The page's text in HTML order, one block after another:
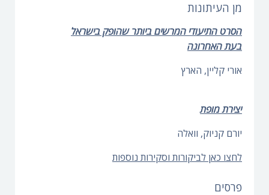
מן העיתונות
הסרט התיעודי המרשים ביותר שהופק בישראל
בעת האחרונה
אורי קליין, הארץ
יצירת מופת
יורם קניוק, וואלה
לחצו כאן לביקורות וסקירות נוספות
פרסים